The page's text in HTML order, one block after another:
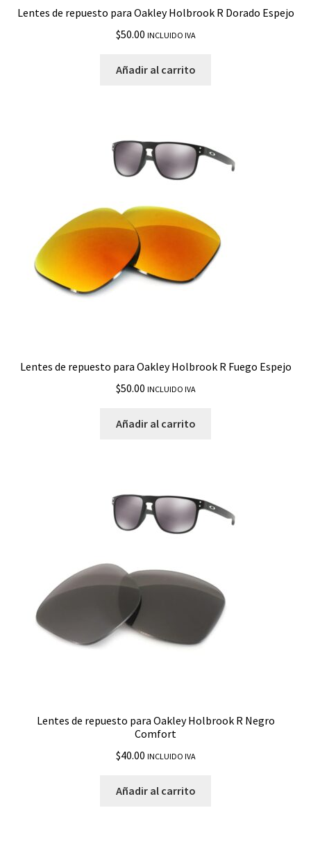
Lentes de repuesto para Oakley Holbrook R Dorado Espejo
$50.00 INCLUIDO IVA
Añadir al carrito
Lentes de repuesto para Oakley Holbrook R Fuego Espejo
$50.00 INCLUIDO IVA
Añadir al carrito
Lentes de repuesto para Oakley Holbrook R Negro
Comfort
$40.00 INCLUIDO IVA
Añadir al carrito